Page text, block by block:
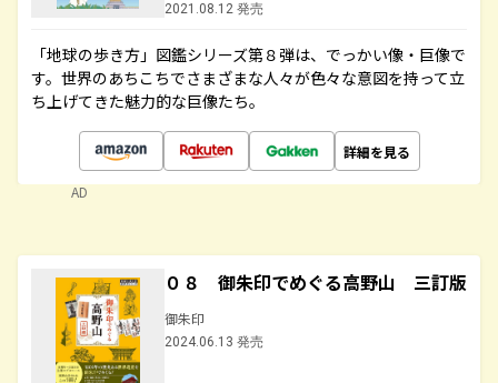
2021.08.12 発売
「地球の歩き方」図鑑シリーズ第８弾は、でっかい像・巨像で
す。世界のあちこちでさまざまな人々が色々な意図を持って立
ち上げてきた魅力的な巨像たち。
詳細を見る
AD
０８ 御朱印でめぐる高野山 三訂版
御朱印
2024.06.13 発売